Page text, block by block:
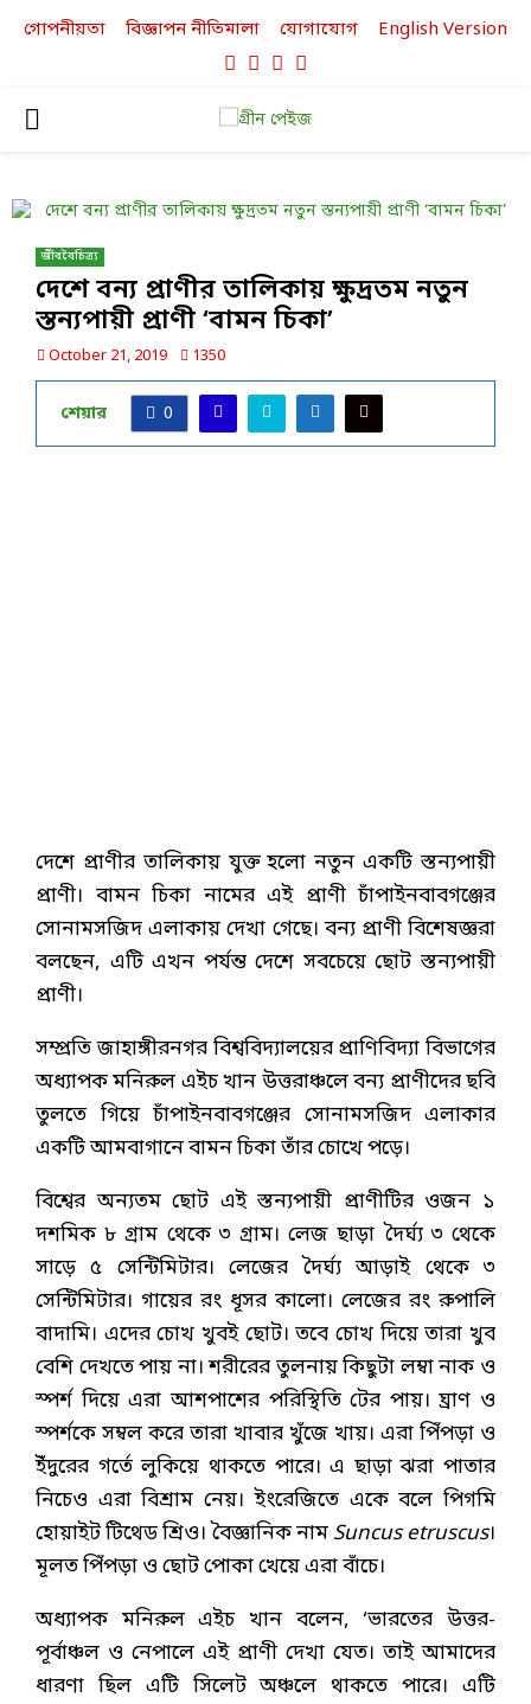
গোপনীয়তা বিজ্ঞাপন নীতিমালা যোগাযোগ English Version
Facebook
TwitterLinkedin
PRIMARY
জীববৈচিত্র্য
দেশে বন্য প্রাণীর তালিকায় ক্ষুদ্রতম নতুন
স্তন্যপায়ী প্রাণী ‘বামন চিকা’
October 21, 2019 1350
শেয়ার 0
দেশে প্রাণীর তালিকায় যুক্ত হলো নতুন একটি স্তন্যপায়ী
প্রাণী। বামন চিকা নামের এই প্রাণী চাঁপাইনবাবগঞ্জের
সোনামসজিদ এলাকায় দেখা গেছে। বন্য প্রাণী বিশেষজ্ঞরা
বলছেন, এটি এখন পর্যন্ত দেশে সবচেয়ে ছোট স্তন্যপায়ী
প্রাণী।
সম্প্রতি জাহাঙ্গীরনগর বিশ্ববিদ্যালয়ের প্রাণিবিদ্যা বিভাগের
অধ্যাপক মনিরুল এইচ খান উত্তরাঞ্চলে বন্য প্রাণীদের ছবি
তুলতে গিয়ে চাঁপাইনবাবগঞ্জের সোনামসজিদ এলাকার
একটি আমবাগানে বামন চিকা তাঁর চোখে পড়ে।
বিশ্বের অন্যতম ছোট এই স্তন্যপায়ী প্রাণীটির ওজন ১
দশমিক ৮ গ্রাম থেকে ৩ গ্রাম। লেজ ছাড়া দৈর্ঘ্য ৩ থেকে
সাড়ে ৫ সেন্টিমিটার। লেজের দৈর্ঘ্য আড়াই থেকে ৩
সেন্টিমিটার। গায়ের রং ধূসর কালো। লেজের রং রুপালি
বাদামি। এদের চোখ খুবই ছোট। তবে চোখ দিয়ে তারা খুব
বেশি দেখতে পায় না। শরীরের তুলনায় কিছুটা লম্বা নাক ও
স্পর্শ দিয়ে এরা আশপাশের পরিস্থিতি টের পায়। ঘ্রাণ ও
স্পর্শকে সম্বল করে তারা খাবার খুঁজে খায়। এরা পিঁপড়া ও
ইঁদুরের গর্তে লুকিয়ে থাকতে পারে। এ ছাড়া ঝরা পাতার
নিচেও এরা বিশ্রাম নেয়। ইংরেজিতে একে বলে পিগমি
হোয়াইট টিথেড শ্রিও। বৈজ্ঞানিক নাম Suncus etruscus।
মূলত পিঁপড়া ও ছোট পোকা খেয়ে এরা বাঁচে।
অধ্যাপক মনিরুল এইচ খান বলেন, ‘ভারতের উত্তর-
পূর্বাঞ্চল ও নেপালে এই প্রাণী দেখা যেত। তাই আমাদের
ধারণা ছিল এটি সিলেট অঞ্চলে থাকতে পারে। এটি